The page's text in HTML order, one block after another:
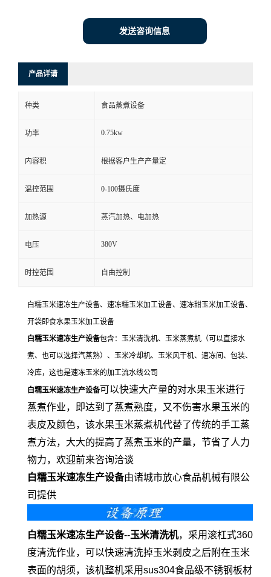
发送咨询信息
产品详请
种类 食品蒸煮设备
功率 0.75kw
内容积 根据客户生产产量定
温控范围 0-100摄氏度
加热源 蒸汽加热、电加热
电压 380V
时控范围 自由控制
白糯玉米速冻生产设备、速冻糯玉米加工设备、速冻甜玉米加工设备、
开袋即食水果玉米加工设备
白糯玉米速冻生产设备包含：玉米清洗机、玉米蒸煮机（可以直接水
煮、也可以选择汽蒸熟）、玉米冷却机、玉米风干机、速冻间、包装、
冷库，这也是速冻玉米的加工流水线公司
白糯玉米速冻生产设备可以快速大产量的对水果玉米进行
蒸煮作业，即达到了蒸煮熟度，又不伤害水果玉米的
表皮及颜色，该水果玉米蒸煮机代替了传统的手工蒸
煮方法，大大的提高了蒸煮玉米的产量，节省了人力
物力，欢迎前来咨询洽谈
白糯玉米速冻生产设备由诸城市放心食品机械有限公
司提供
白糯玉米速冻生产设备--玉米清洗机，采用滚杠式360
度清洗作业，可以快速清洗掉玉米剥皮之后附在玉米
表面的胡须，该机整机采用sus304食品级不锈钢板材